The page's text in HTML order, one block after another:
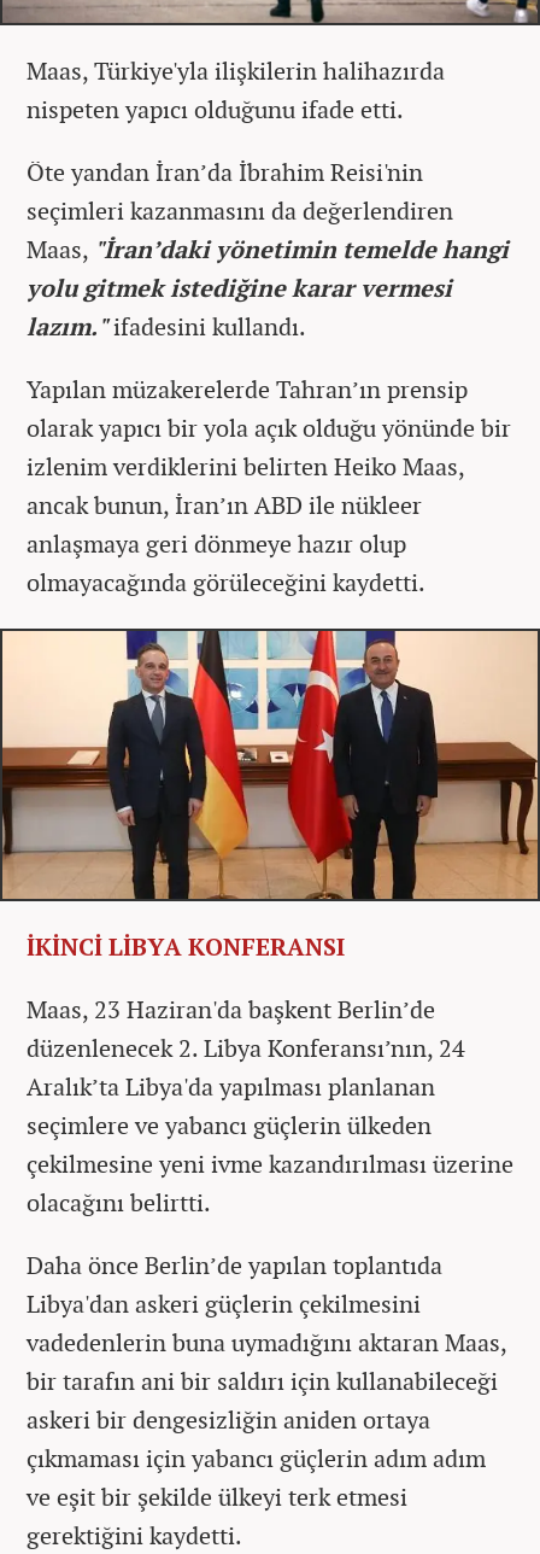
Maas, Türkiye'yla ilişkilerin halihazırda
nispeten yapıcı olduğunu ifade etti.
Öte yandan İran’da İbrahim Reisi'nin
seçimleri kazanmasını da değerlendiren
Maas, "İran’daki yönetimin temelde hangi
yolu gitmek istediğine karar vermesi
lazım."ifadesini kullandı.
Yapılan müzakerelerde Tahran’ın prensip
olarak yapıcı bir yola açık olduğu yönünde bir
izlenim verdiklerini belirten Heiko Maas,
ancak bunun, İran’ın ABD ile nükleer
anlaşmaya geri dönmeye hazır olup
olmayacağında görüleceğini kaydetti.
İKİNCİ LİBYA KONFERANSI
Maas, 23 Haziran'da başkent Berlin’de
düzenlenecek 2. Libya Konferansı’nın, 24
Aralık’ta Libya'da yapılması planlanan
seçimlere ve yabancı güçlerin ülkeden
çekilmesine yeni ivme kazandırılması üzerine
olacağını belirtti.
Daha önce Berlin’de yapılan toplantıda
Libya'dan askeri güçlerin çekilmesini
vadedenlerin buna uymadığını aktaran Maas,
bir tarafın ani bir saldırı için kullanabileceği
askeri bir dengesizliğin aniden ortaya
çıkmaması için yabancı güçlerin adım adım
ve eşit bir şekilde ülkeyi terk etmesi
gerektiğini kaydetti.​​​​​​​